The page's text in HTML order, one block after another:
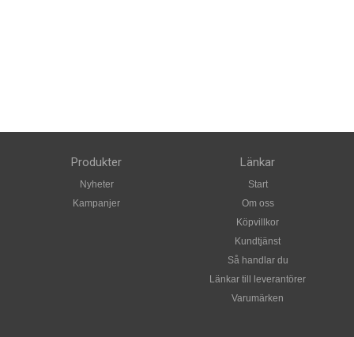
Produkter
Nyheter
Kampanjer
Länkar
Start
Om oss
Köpvillkor
Kundtjänst
Så handlar du
Länkar till leverantörer
Varumärken